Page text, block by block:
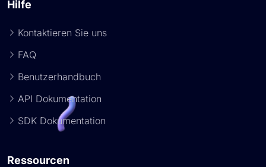
Hilfe
Kontaktieren Sie uns
FAQ
Benutzerhandbuch
API Dokumentation
SDK Dokumentation
Ressourcen